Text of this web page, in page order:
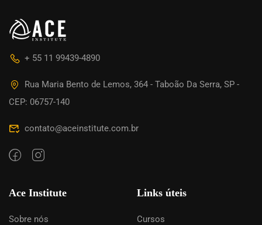
+ 55 11 99439-4890
Rua Maria Bento de Lemos, 364 - Taboão Da Serra, SP -
CEP: 06757-140
contato@aceinstitute.com.br
Ace Institute
Sobre nós
Links úteis
Cursos